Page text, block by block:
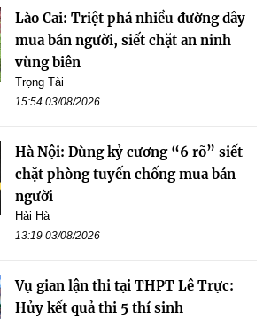
Lào Cai: Triệt phá nhiều đường dây
mua bán người, siết chặt an ninh
vùng biên
Trọng Tài
15:54 03/08/2026
Hà Nội: Dùng kỷ cương “6 rõ” siết
chặt phòng tuyến chống mua bán
người
Hải Hà
13:19 03/08/2026
Vụ gian lận thi tại THPT Lê Trực:
Hủy kết quả thi 5 thí sinh